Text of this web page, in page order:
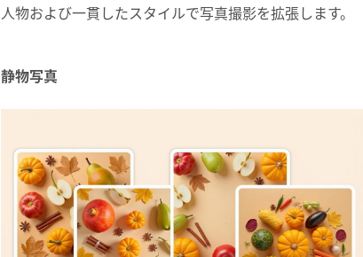
人物および一貫したスタイルで写真撮影を拡張します。
静物写真